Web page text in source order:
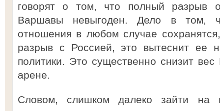
говорят о том, что полный разрыв
Варшавы невыгоден. Дело в том,
отношения в любом случае
разрыв с Россией, это вытеснит ее
политики. Это существенно снизит
арене.
Словом, слишком далеко зайти на